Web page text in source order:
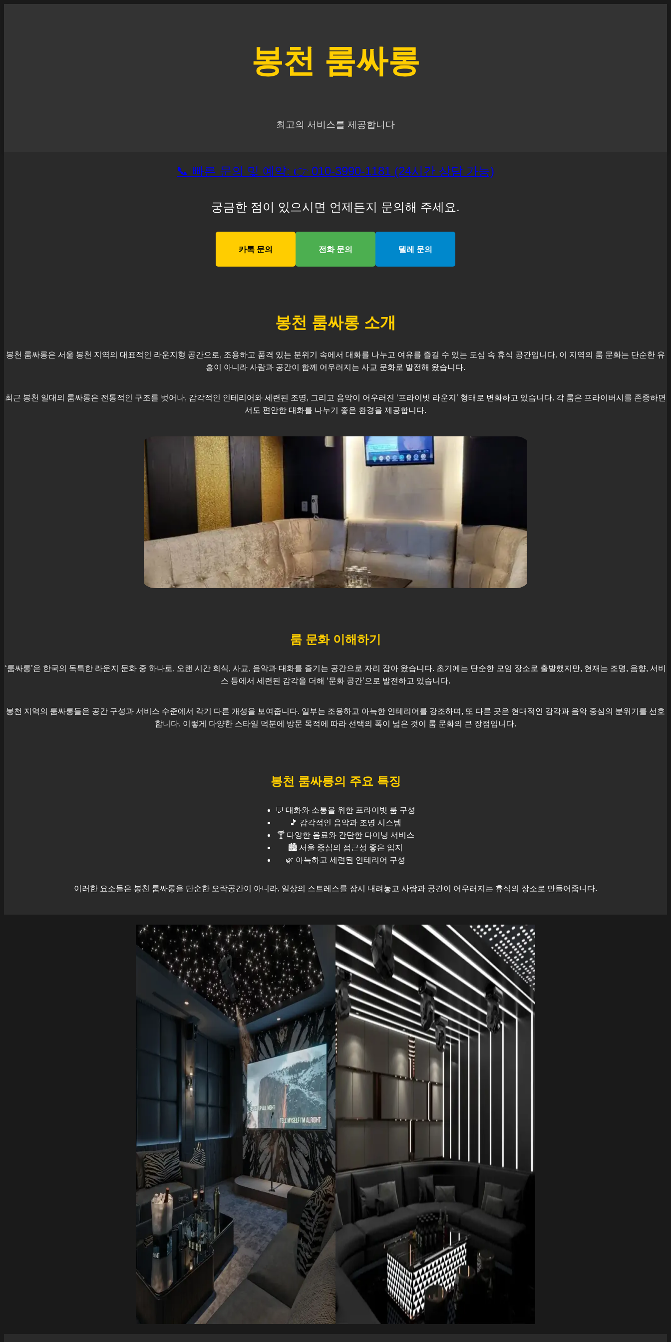
봉천 룸싸롱
최고의 서비스를 제공합니다
📞 빠른 문의 및 예약: 👉 010-3990-1181 (24시간 상담 가능)
궁금한 점이 있으시면 언제든지 문의해 주세요.
카톡 문의 전화 문의 텔레 문의
봉천 룸싸롱 소개
봉천 룸싸롱은 서울 봉천 지역의 대표적인 라운지형 공간으로, 조용하고 품격 있는 분위기 속에서 대화를 나누고 여유를 즐길 수 있는 도심 속 휴식 공간입니다. 이 지역의 룸 문화는 단순한 유
흥이 아니라 사람과 공간이 함께 어우러지는 사교 문화로 발전해 왔습니다.
최근 봉천 일대의 룸싸롱은 전통적인 구조를 벗어나, 감각적인 인테리어와 세련된 조명, 그리고 음악이 어우러진 ‘프라이빗 라운지’ 형태로 변화하고 있습니다. 각 룸은 프라이버시를 존중하면
서도 편안한 대화를 나누기 좋은 환경을 제공합니다.
룸 문화 이해하기
‘룸싸롱’은 한국의 독특한 라운지 문화 중 하나로, 오랜 시간 회식, 사교, 음악과 대화를 즐기는 공간으로 자리 잡아 왔습니다. 초기에는 단순한 모임 장소로 출발했지만, 현재는 조명, 음향, 서비
스 등에서 세련된 감각을 더해 ‘문화 공간’으로 발전하고 있습니다.
봉천 지역의 룸싸롱들은 공간 구성과 서비스 수준에서 각기 다른 개성을 보여줍니다. 일부는 조용하고 아늑한 인테리어를 강조하며, 또 다른 곳은 현대적인 감각과 음악 중심의 분위기를 선호
합니다. 이렇게 다양한 스타일 덕분에 방문 목적에 따라 선택의 폭이 넓은 것이 룸 문화의 큰 장점입니다.
봉천 룸싸롱의 주요 특징
💬 대화와 소통을 위한 프라이빗 룸 구성
🎵 감각적인 음악과 조명 시스템
🍸 다양한 음료와 간단한 다이닝 서비스
🏙️ 서울 중심의 접근성 좋은 입지
🌿 아늑하고 세련된 인테리어 구성
이러한 요소들은 봉천 룸싸롱을 단순한 오락공간이 아니라, 일상의 스트레스를 잠시 내려놓고 사람과 공간이 어우러지는 휴식의 장소로 만들어줍니다.